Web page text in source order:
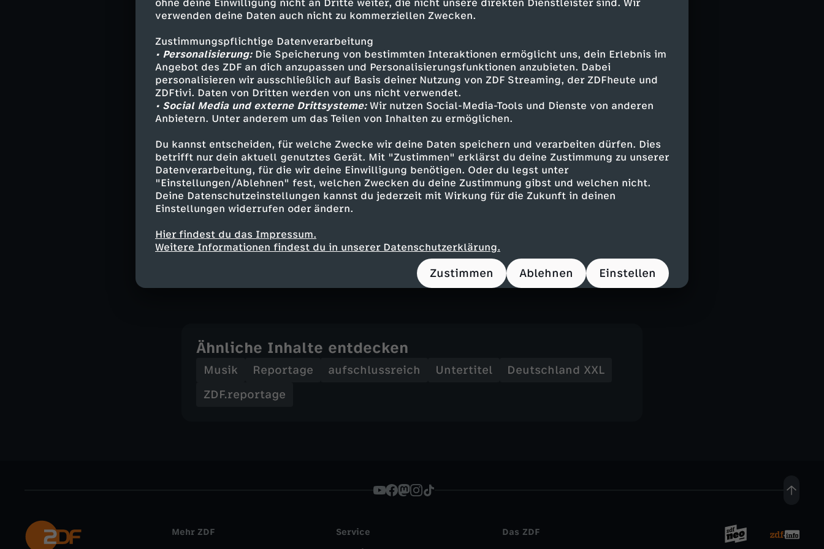
ohne deine Einwilligung nicht an Dritte weiter, die nicht unsere direkten Dienstleister sind. Wir
verwenden deine Daten auch nicht zu kommerziellen Zwecken.
Zustimmungspflichtige Datenverarbeitung
• Personalisierung:Die Speicherung von bestimmten Interaktionen ermöglicht uns, dein Erlebnis im
Angebot des ZDF an dich anzupassen und Personalisierungsfunktionen anzubieten. Dabei
personalisieren wir ausschließlich auf Basis deiner Nutzung von ZDF Streaming, der ZDFheute und
ZDFtivi. Daten von Dritten werden von uns nicht verwendet.
• Social Media und externe Drittsysteme:Wir nutzen Social-Media-Tools und Dienste von anderen
Anbietern. Unter anderem um das Teilen von Inhalten zu ermöglichen.
Du kannst entscheiden, für welche Zwecke wir deine Daten speichern und verarbeiten dürfen. Dies
betrifft nur dein aktuell genutztes Gerät. Mit "Zustimmen" erklärst du deine Zustimmung zu unserer
Datenverarbeitung, für die wir deine Einwilligung benötigen. Oder du legst unter
"Einstellungen/Ablehnen" fest, welchen Zwecken du deine Zustimmung gibst und welchen nicht.
Deine Datenschutzeinstellungen kannst du jederzeit mit Wirkung für die Zukunft in deinen
Einstellungen widerrufen oder ändern.
Hier findest du das Impressum.
Weitere Informationen findest du in unserer Datenschutzerklärung.
Zustimmen Ablehnen Einstellen
35 Rettungswagen und 12 Sanitätsstationen koordiniert er bei diesem XXL-
10.000 medizinische Notfälle, dehydrierte Konzertbesucher,
Alkoholvergiftungen und Knochenbrüche inklusive.
Kommissar Nils Christ ist ebenfalls mit mehreren hunderten Kollegen vor Ort
im Einsatz. Von einer fest eingerichteten Wache auf dem Gelände aus
koordiniert er die Fußstreifen, die um das Festivalgelände herum für Ordnung
einem Unwetter mehrere Menschen verletzt wurden und die Veranstaltung
abgebrochen werden musste. Tausende Festivalgäste blieben im Matsch
stecken und wurden evakuiert.
Der Wechsel zwischen Regen und Sonne gehört bei Rock am Ring aber dazu.
den Startlöchern für ein Wochenende voller Musik, Alkohol und guter Laune.
Die "ZDF.reportage" begleitet Festivalbesucher und Einsatzkräfte und gibt
Einblick in die logistischen Herausforderungen eines XXL-Festivals.
Ähnliche Inhalte entdecken
Musik Reportage aufschlussreich Untertitel
Deutschland XXL
ZDF.reportage
Mehr ZDF
Service
Das ZDF